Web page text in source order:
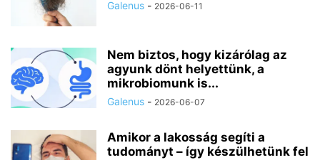
Galenus - 2026-06-11
Nem biztos, hogy kizárólag az
agyunk dönt helyettünk, a
mikrobiomunk is...
Galenus - 2026-06-07
Amikor a lakosság segíti a
tudományt – így készülhetünk fel